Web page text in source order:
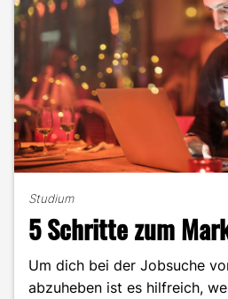
Studium
5 Schritte zum
Um dich bei der Jobsuche
abzuheben ist es hilfreich,